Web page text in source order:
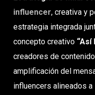
influencer, creativa y
estrategia integrada
concepto creativo “Así
creadores de
amplificación del
influencers alineados a